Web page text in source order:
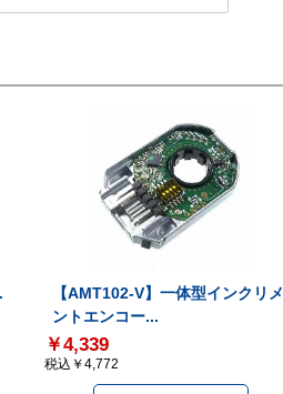
【AMT102-V】一体型インクリメ
ントエンコー...
￥4,339
税込￥4,772